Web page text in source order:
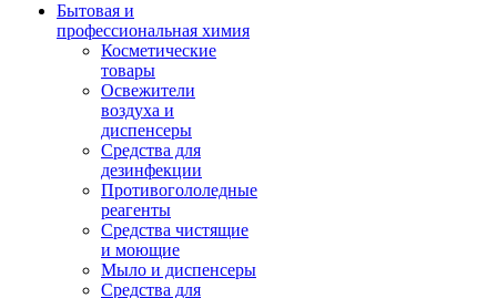
Бытовая и
профессиональная химия
Косметические
товары
Освежители
воздуха и
диспенсеры
Средства для
дезинфекции
Противогололедные
реагенты
Средства чистящие
и моющие
Мыло и диспенсеры
Средства для